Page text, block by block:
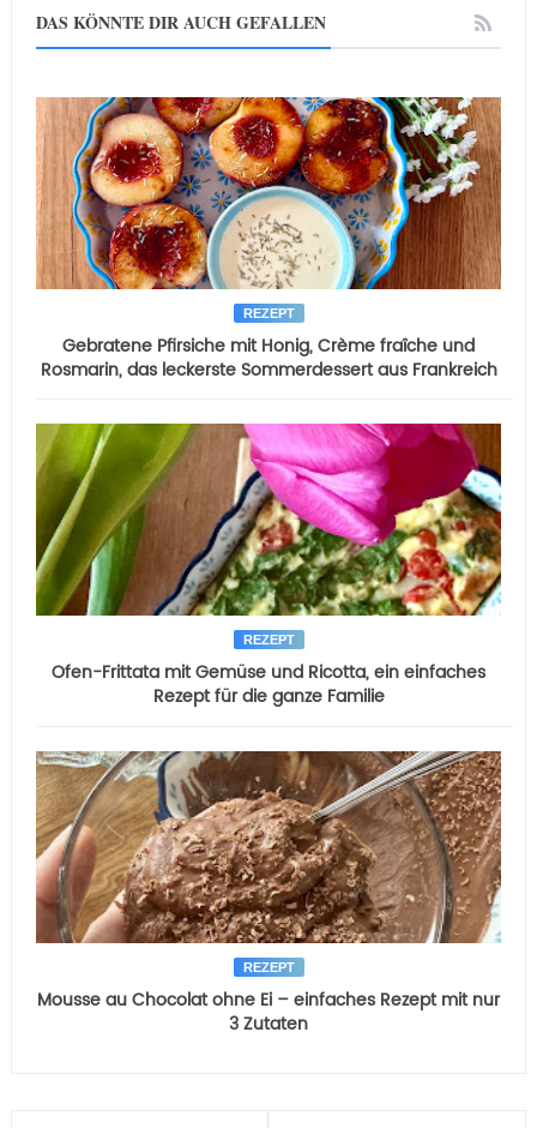
DAS KÖNNTE DIR AUCH GEFALLEN
REZEPT
Gebratene Pfirsiche mit Honig, Crème fraîche und
Rosmarin, das leckerste Sommerdessert aus Frankreich
REZEPT
Ofen-Frittata mit Gemüse und Ricotta, ein einfaches
Rezept für die ganze Familie
REZEPT
Mousse au Chocolat ohne Ei – einfaches Rezept mit nur
3 Zutaten